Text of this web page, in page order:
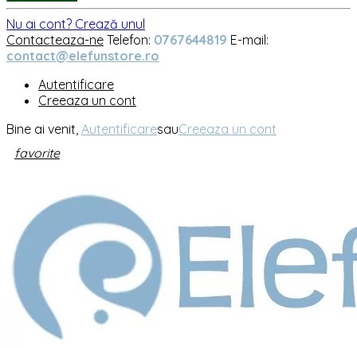
Nu ai cont? Crează unul
Contacteaza-ne Telefon: 0767644819 E-mail:
contact@elefunstore.ro
Autentificare
Creeaza un cont
Bine ai venit, AutentificaresauCreeaza un cont
favorite